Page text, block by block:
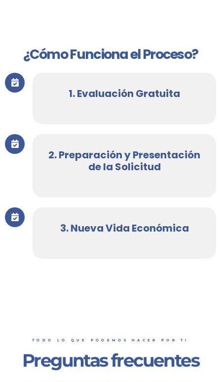
¿Cómo Funciona el Proceso?
1. Evaluación Gratuita
2. Preparación y Presentación
de la Solicitud
3. Nueva Vida Económica
TODO LO QUE PODEMOS HACER POR TI
Preguntas frecuentes